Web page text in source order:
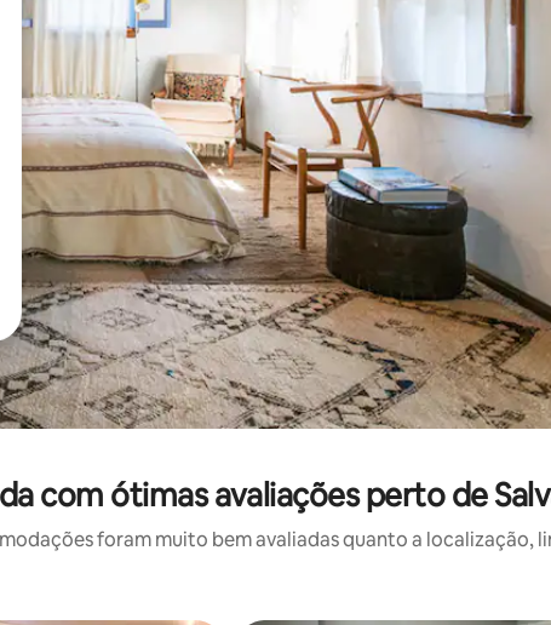
as seta para cima e para baixo do teclado ou tocando e
com ótimas avaliações perto de
foram muito bem avaliadas quanto a localização,